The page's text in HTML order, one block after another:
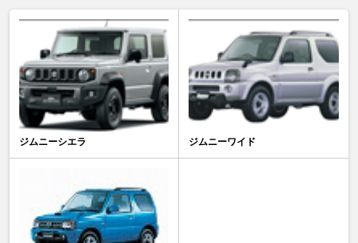
ジムニーシエラ ジムニーワイド